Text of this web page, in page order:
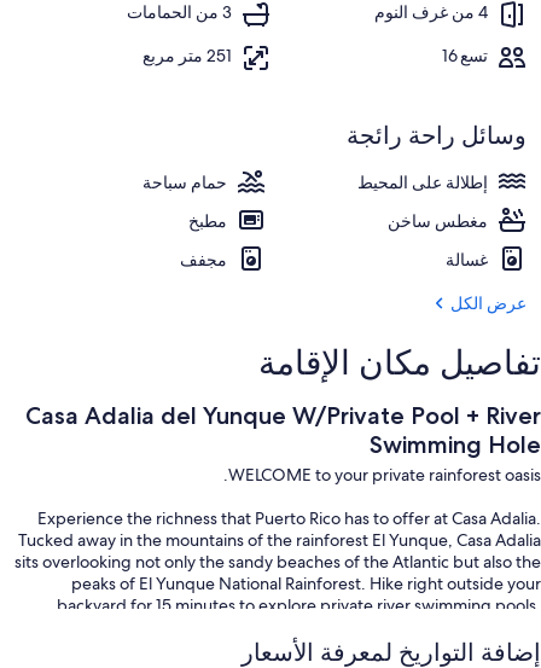
4 من غرف النوم
3 من الحمامات
تسع 16
251 متر مربع
وسائل راحة رائجة
إطلالة على المحيط
حمام سباحة
مغطس ساخن
مطبخ
غسالة
مجفف
عرض الكل
تفاصيل مكان الإقامة
Casa Adalia del Yunque W/Private Pool + River
Swimming Hole
WELCOME to your private rainforest oasis.
Experience the richness that Puerto Rico has to offer at Casa Adalia.
Tucked away in the mountains of the rainforest El Yunque, Casa Adalia
sits overlooking not only the sandy beaches of the Atlantic but also the
peaks of El Yunque National Rainforest. Hike right outside your
backyard for 15 minutes to explore private river swimming pools,
property and enjoy anything from starfruit, coconut, papaya, banana,
إضافة التواريخ لمعرفة الأسعار